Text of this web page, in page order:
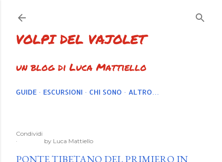
VOLPI DEL VAJOLET
un blog di Luca Mattiello
GUIDE ESCURSIONI CHI SONO ALTRO…
Condividi
by Luca Mattiello
PONTE TIBETANO DEL PRIMIERO IN